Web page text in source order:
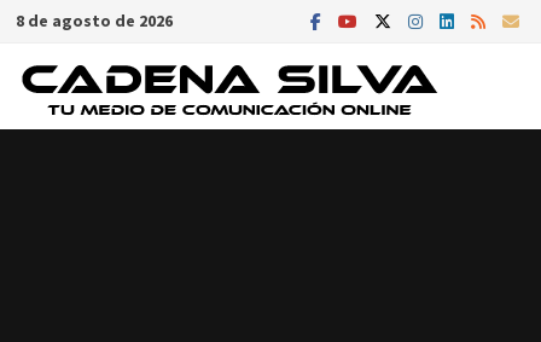
Saltar
contenido
8 de agosto de 2026